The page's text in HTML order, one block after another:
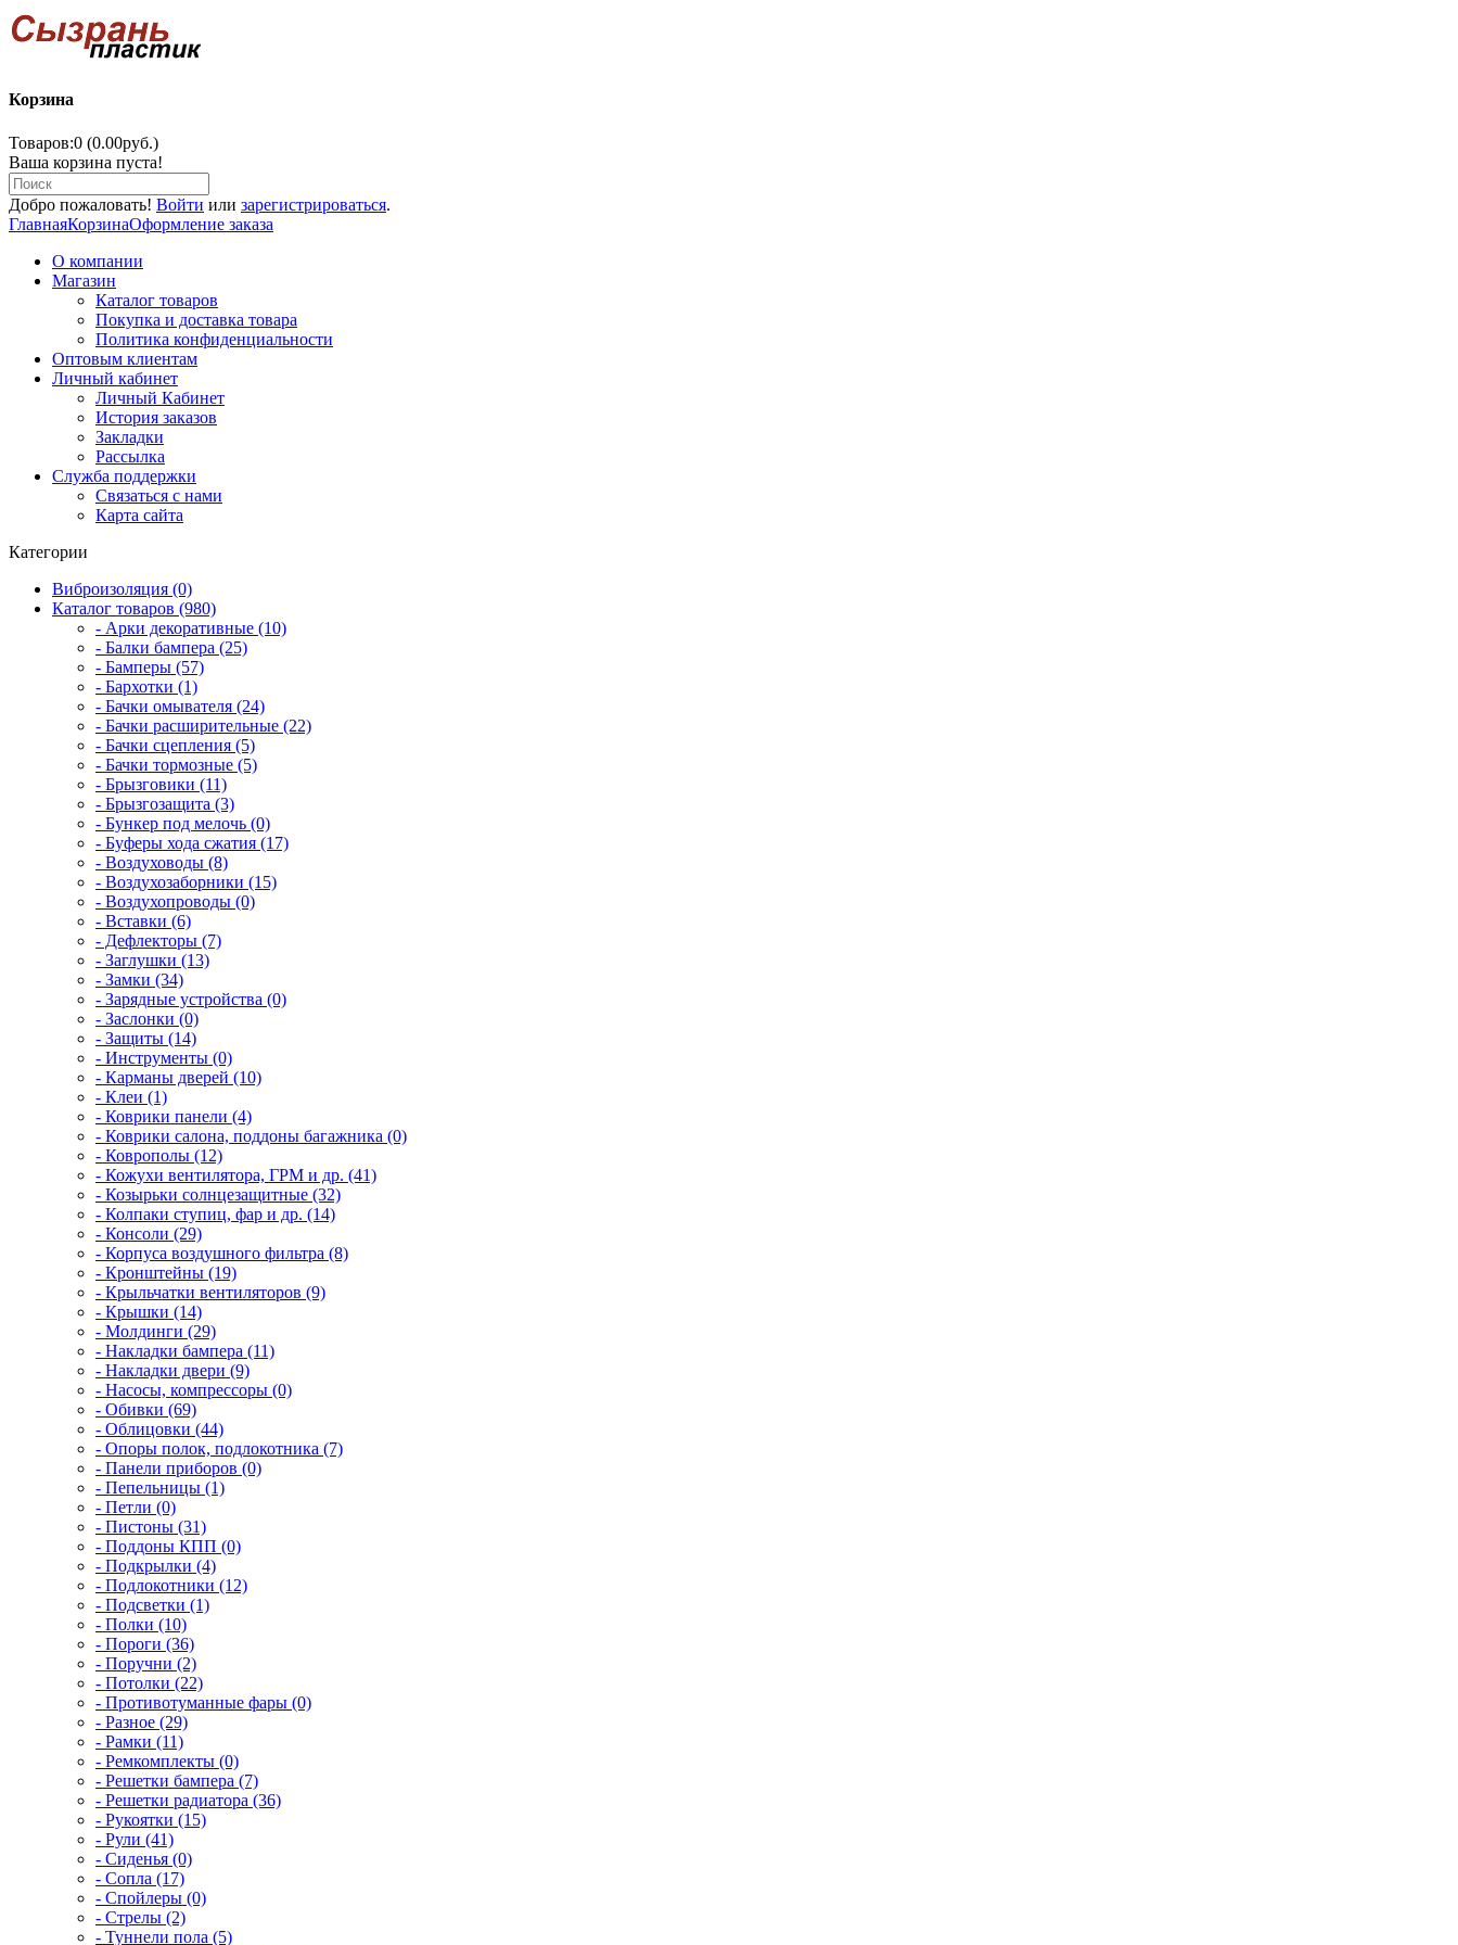
Корзина
Товаров:0 (0.00руб.)
Ваша корзина пуста!
Добро пожаловать! Войти или зарегистрироваться.
ГлавнаяКорзинаОформление заказа
О компании
Магазин
Каталог товаров
Покупка и доставка товара
Политика конфиденциальности
Оптовым клиентам
Личный кабинет
Личный Кабинет
История заказов
Закладки
Рассылка
Служба поддержки
Связаться с нами
Карта сайта
Категории
Виброизоляция (0)
Каталог товаров (980)
- Арки декоративные (10)
- Балки бампера (25)
- Бамперы (57)
- Бархотки (1)
- Бачки омывателя (24)
- Бачки расширительные (22)
- Бачки сцепления (5)
- Бачки тормозные (5)
- Брызговики (11)
- Брызгозащита (3)
- Бункер под мелочь (0)
- Буферы хода сжатия (17)
- Воздуховоды (8)
- Воздухозаборники (15)
- Воздухопроводы (0)
- Вставки (6)
- Дефлекторы (7)
- Заглушки (13)
- Замки (34)
- Зарядные устройства (0)
- Заслонки (0)
- Защиты (14)
- Инструменты (0)
- Карманы дверей (10)
- Клеи (1)
- Коврики панели (4)
- Коврики салона, поддоны багажника (0)
- Коврополы (12)
- Кожухи вентилятора, ГРМ и др. (41)
- Козырьки солнцезащитные (32)
- Колпаки ступиц, фар и др. (14)
- Консоли (29)
- Корпуса воздушного фильтра (8)
- Кронштейны (19)
- Крыльчатки вентиляторов (9)
- Крышки (14)
- Молдинги (29)
- Накладки бампера (11)
- Накладки двери (9)
- Насосы, компрессоры (0)
- Обивки (69)
- Облицовки (44)
- Опоры полок, подлокотника (7)
- Панели приборов (0)
- Пепельницы (1)
- Петли (0)
- Пистоны (31)
- Поддоны КПП (0)
- Подкрылки (4)
- Подлокотники (12)
- Подсветки (1)
- Полки (10)
- Пороги (36)
- Поручни (2)
- Потолки (22)
- Противотуманные фары (0)
- Разное (29)
- Рамки (11)
- Ремкомплекты (0)
- Решетки бампера (7)
- Решетки радиатора (36)
- Рукоятки (15)
- Рули (41)
- Сиденья (0)
- Сопла (17)
- Спойлеры (0)
- Стрелы (2)
- Туннели пола (5)